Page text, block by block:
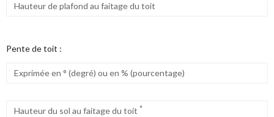
Hauteur de plafond au faitage du toit
Pente de toit :
Exprimée en ° (degré) ou en % (pourcentage)
Hauteur du sol au faitage du toit *